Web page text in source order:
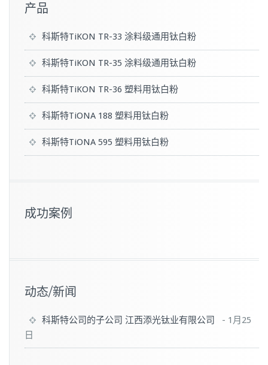
产品
科斯特TiKON TR-33 涂料级通用钛白粉
科斯特TiKON TR-35 涂料级通用钛白粉
科斯特TiKON TR-36 塑料用钛白粉
科斯特TiONA 188 塑料用钛白粉
科斯特TiONA 595 塑料用钛白粉
成功案例
动态/新闻
科斯特公司的子公司 江西添光钛业有限公司 - 1月25
日